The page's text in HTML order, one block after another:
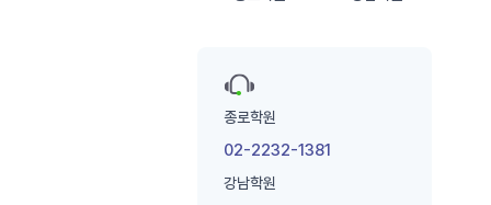
종로학원
02-2232-1381
강남학원